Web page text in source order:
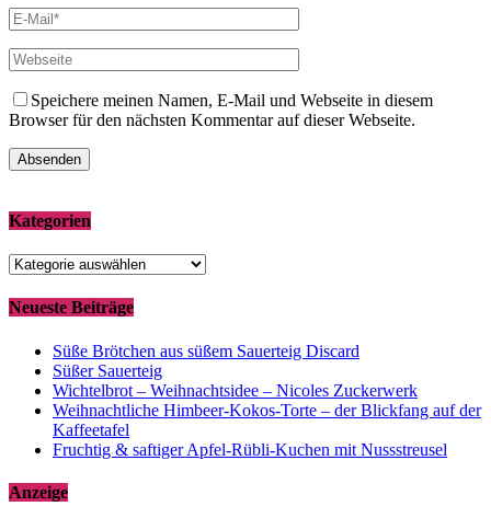
Speichere meinen Namen, E-Mail und Webseite in diesem
Browser für den nächsten Kommentar auf dieser Webseite.
Kategorien
Kategorien
Neueste Beiträge
Süße Brötchen aus süßem Sauerteig Discard
Süßer Sauerteig
Wichtelbrot – Weihnachtsidee – Nicoles Zuckerwerk
Weihnachtliche Himbeer-Kokos-Torte – der Blickfang auf der
Kaffeetafel
Fruchtig & saftiger Apfel-Rübli-Kuchen mit Nussstreusel
Anzeige